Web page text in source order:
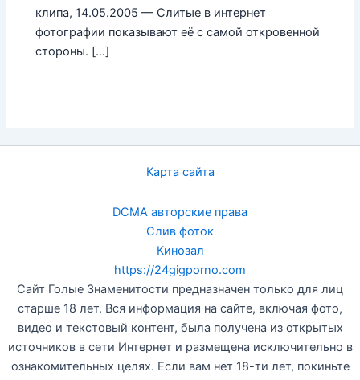
клипа, 14.05.2005 — Слитые в интернет
фотографии показывают её с самой откровенной
стороны. […]
Карта сайта
DCMA авторские права
Слив фоток
Кинозал
https://24gigporno.com
Сайт Голые Знаменитости предназначен только для лиц
старше 18 лет. Вся информация на сайте, включая фото,
видео и текстовый контент, была получена из открытых
источников в сети Интернет и размещена исключительно в
ознакомительных целях. Если вам нет 18-ти лет, покиньте